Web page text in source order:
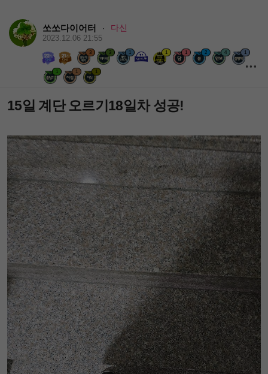
쏘쏘다이어터 · 다신
2023.12.06 21:55
3 3 1 1 1 2 4 1
1 1 1
15일 계단 오르기18일차 성공!